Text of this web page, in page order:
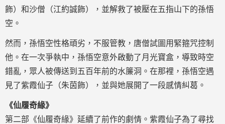
飾）和沙僧（江約誠飾），並解救了被壓在五指山下的孫悟
空。
然而，孫悟空性格頑劣，不服管教，唐僧試圖用緊箍咒控制
他。在一次爭執中，孫悟空意外啟動了月光寶盒，導致時空
錯亂，眾人被傳送到五百年前的水簾洞。在那裡，孫悟空遇
見了紫霞仙子（朱茵飾），並與她展開了一段感情糾葛。
《仙履奇緣》
第二部《仙履奇緣》延續了前作的劇情。紫霞仙子為了尋找